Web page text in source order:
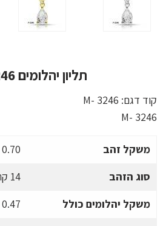
תליון יהלומים M- 3246
קוד דגם: M- 3246
M- 3246
משקל זהב
0.70 גרם
סוג הזהב
14 קראט
משקל יהלומים כולל
0.47 קראט